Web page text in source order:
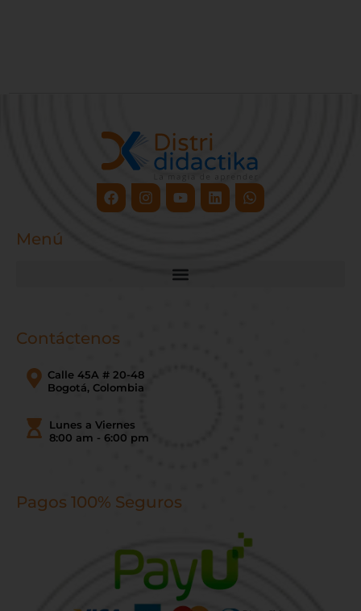
FacebookInstagram
YoutubeLinkedinWhatsapp
Menú
Contáctenos
Calle 45A # 20-48
Bogotá, Colombia
Lunes a Viernes
8:00 am - 6:00 pm
Pagos 100% Seguros